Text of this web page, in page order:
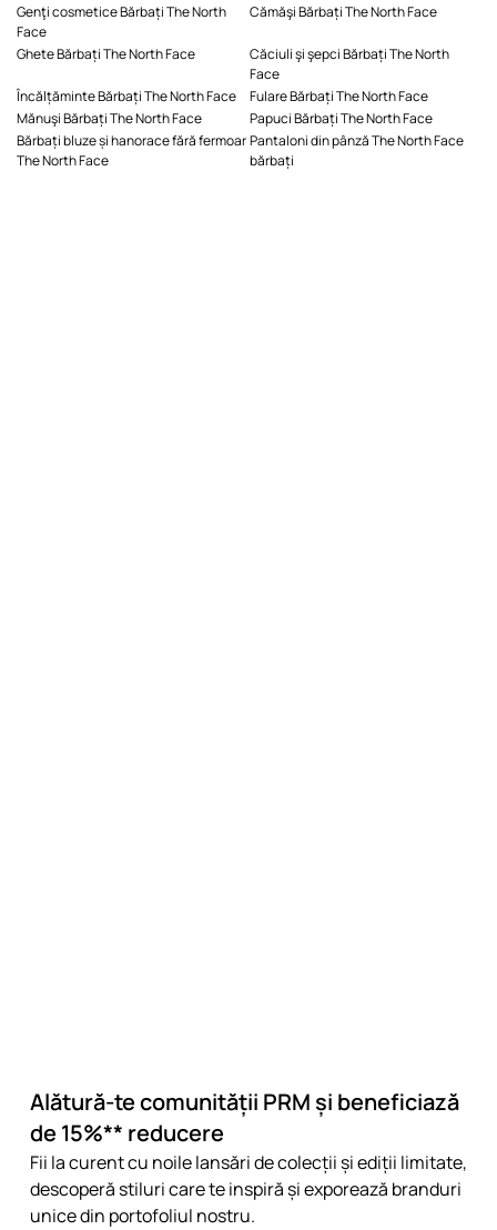
Genţi cosmetice Bărbați The North
Face
Cămăşi Bărbați The North Face
Ghete Bărbați The North Face
Căciuli şi şepci Bărbați The North
Face
Încălțăminte Bărbați The North Face
Fulare Bărbați The North Face
Mănuşi Bărbați The North Face
Papuci Bărbați The North Face
Bărbați bluze și hanorace fără fermoar
The North Face
Pantaloni din pânză The North Face
bărbați
Alătură-te comunității PRM și beneficiază
de 15%** reducere
Fii la curent cu noile lansări de colecții și ediții limitate,
descoperă stiluri care te inspiră și exporează branduri
unice din portofoliul nostru.